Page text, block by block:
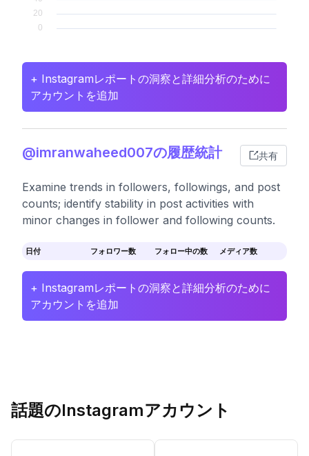
+ Instagramレポートの洞察と詳細分析のために
アカウントを追加
@imranwaheed007の履歴統計 共有
Examine trends in followers, followings, and post
counts; identify stability in post activities with
minor changes in follower and following counts.
日付 フォロワー数 フォロー中の数 メディア数
+ Instagramレポートの洞察と詳細分析のために
アカウントを追加
話題のInstagramアカウント